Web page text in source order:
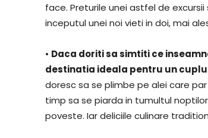
face. Preturile unei astfel de
inceputul unei noi vieti in doi, mai
• Daca doriti sa simtiti ce
destinatia ideala pentru un
doresc sa se plimbe pe alei care
timp sa se piarda in tumultul
poveste. Iar deliciile culinare